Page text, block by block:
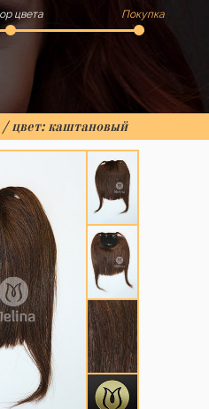
цвета Покупка
/ цвет: каштановый